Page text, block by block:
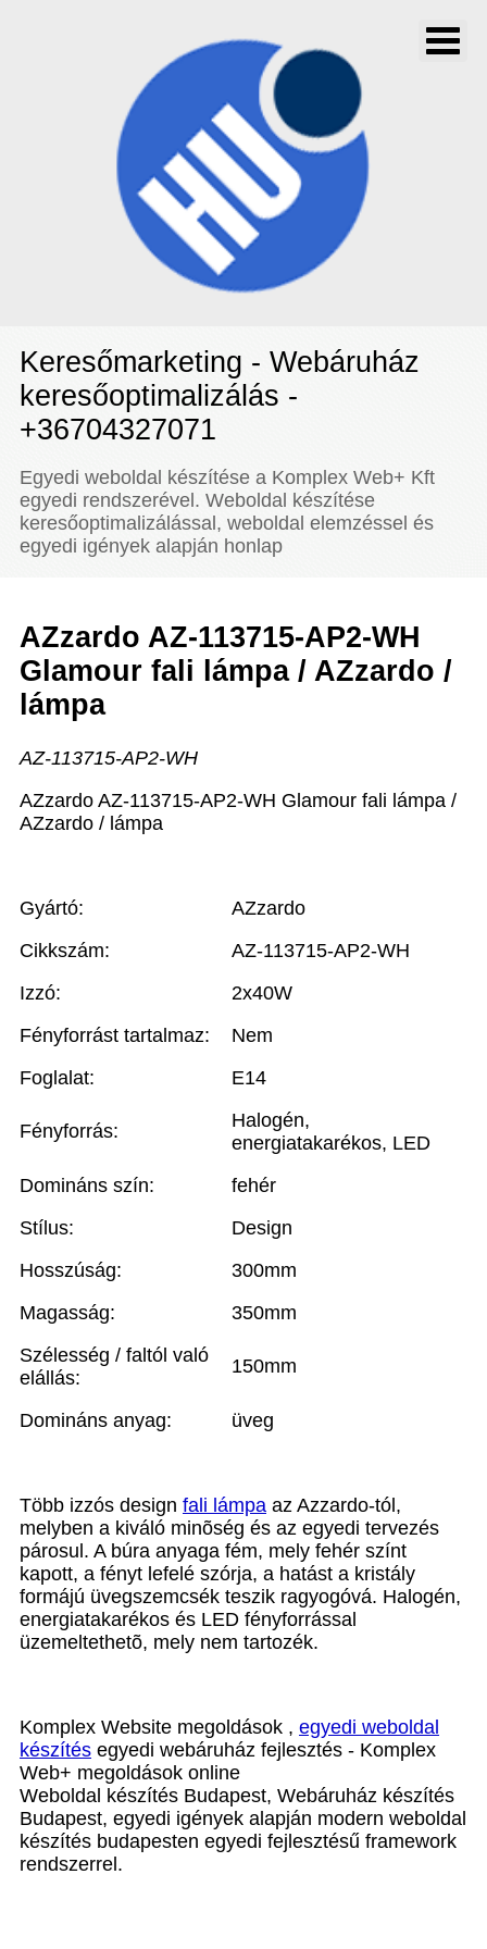
Keresőmarketing - Webáruház
keresőoptimalizálás -
+36704327071
Egyedi weboldal készítése a Komplex Web+ Kft
egyedi rendszerével. Weboldal készítése
keresőoptimalizálással, weboldal elemzéssel és
egyedi igények alapján honlap
AZzardo AZ-113715-AP2-WH
Glamour fali lámpa / AZzardo /
lámpa
AZ-113715-AP2-WH
AZzardo AZ-113715-AP2-WH Glamour fali lámpa /
AZzardo / lámpa
Gyártó:
AZzardo
Cikkszám:
AZ-113715-AP2-WH
Izzó:
2x40W
Fényforrást tartalmaz:
Nem
Foglalat:
E14
Fényforrás:
Halogén,
energiatakarékos, LED
Domináns szín:
fehér
Stílus:
Design
Hosszúság:
300mm
Magasság:
350mm
Szélesség / faltól való
elállás:
150mm
Domináns anyag: üveg
Több izzós design fali lámpa az Azzardo-tól,
melyben a kiváló minõség és az egyedi tervezés
párosul. A búra anyaga fém, mely fehér színt
kapott, a fényt lefelé szórja, a hatást a kristály
formájú üvegszemcsék teszik ragyogóvá. Halogén,
energiatakarékos és LED fényforrással
üzemeltethetõ, mely nem tartozék.
Komplex Website megoldások , egyedi weboldal
készítés egyedi webáruház fejlesztés - Komplex
Web+ megoldások online
Weboldal készítés Budapest, Webáruház készítés
Budapest, egyedi igények alapján modern weboldal
készítés budapesten egyedi fejlesztésű framework
rendszerrel.